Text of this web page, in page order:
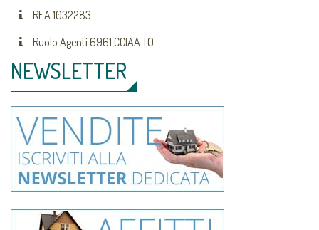
REA 1032283
Ruolo Agenti 6961 CCIAA TO
NEWSLETTER